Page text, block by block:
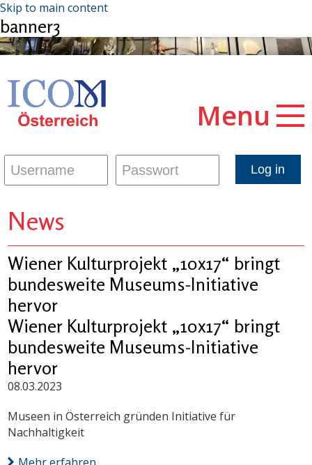
Skip to main content
banner3
Menu
News
Wiener Kulturprojekt „10x17“ bringt
bundesweite Museums-Initiative
hervor
Wiener Kulturprojekt „10x17“ bringt
bundesweite Museums-Initiative
hervor
08.03.2023
Museen in Österreich gründen Initiative für
Nachhaltigkeit